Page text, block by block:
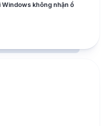
không nhận ổ